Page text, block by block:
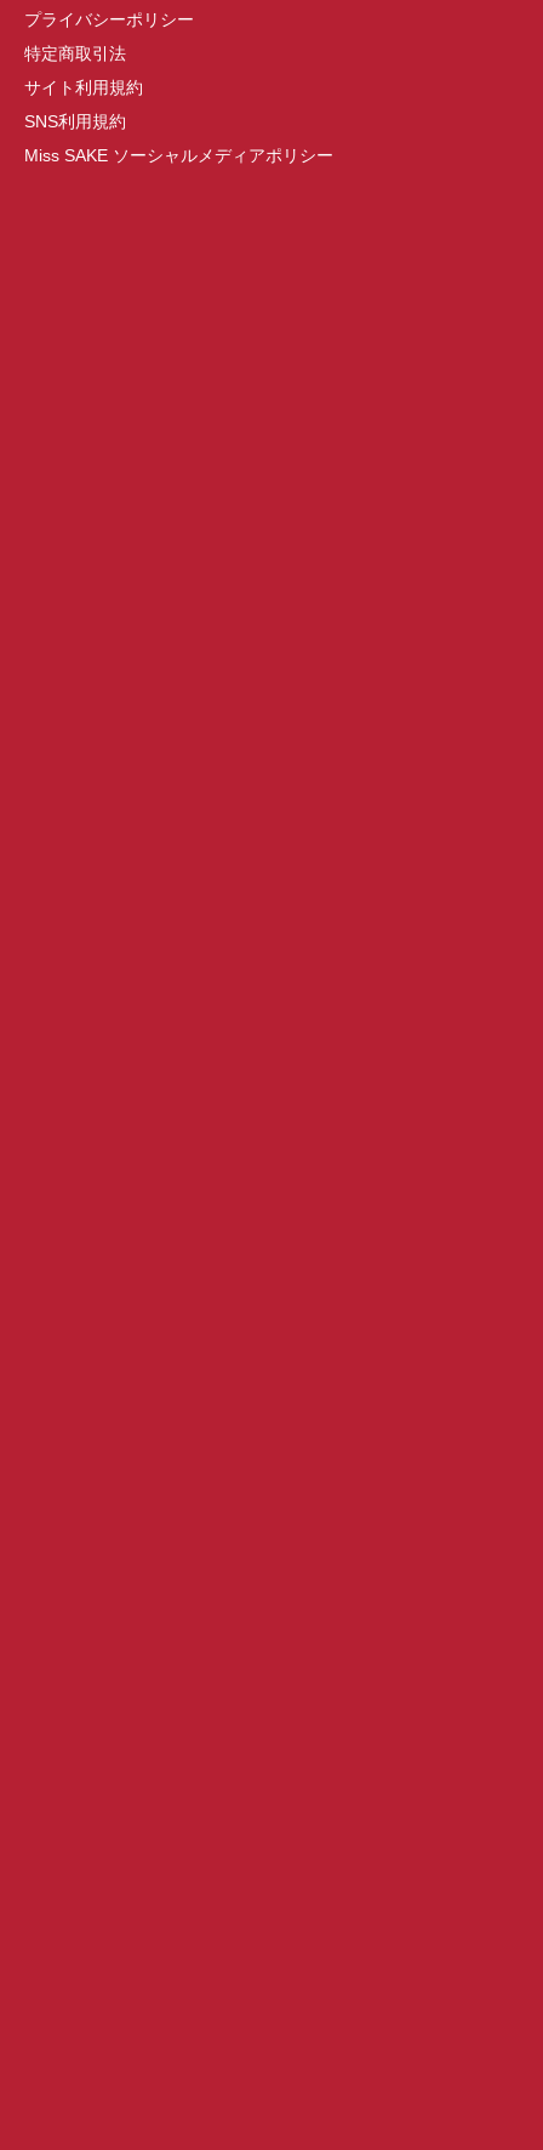
プライバシーポリシー
特定商取引法
サイト利用規約
SNS利用規約
Miss SAKE ソーシャルメディアポリシー